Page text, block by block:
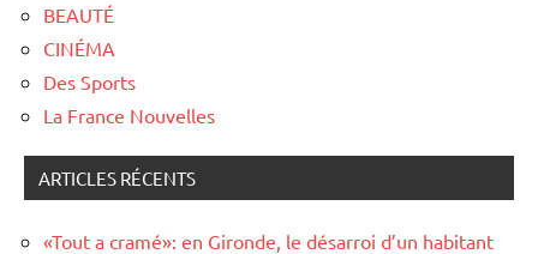
BEAUTÉ
CINÉMA
Des Sports
La France Nouvelles
ARTICLES RÉCENTS
«Tout a cramé»: en Gironde, le désarroi d’un habitant